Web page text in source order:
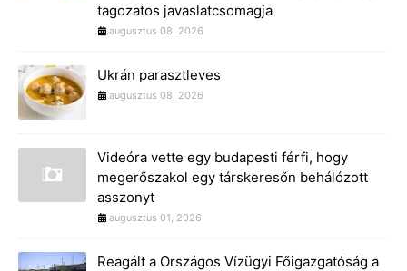
tagozatos javaslatcsomagja
augusztus 08, 2026
Ukrán parasztleves
augusztus 08, 2026
Videóra vette egy budapesti férfi, hogy
megerőszakol egy társkeresőn behálózott
asszonyt
augusztus 01, 2026
Reagált a Országos Vízügyi Főigazgatóság a